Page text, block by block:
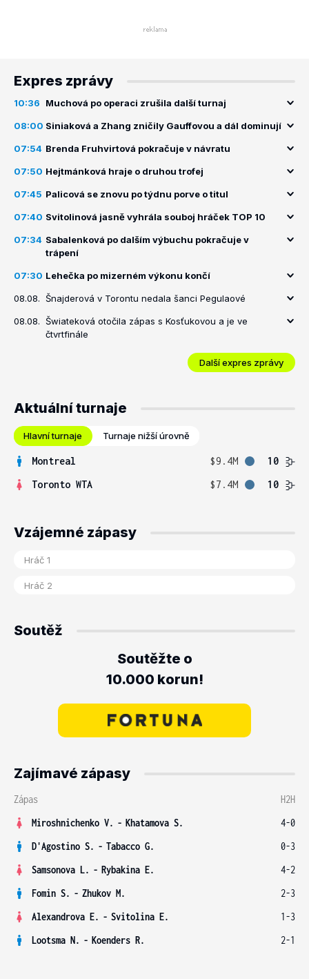
Expres zprávy
10:36 Muchová po operaci zrušila další turnaj
08:00 Siniaková a Zhang zničily Gauffovou a dál dominují
07:54 Brenda Fruhvirtová pokračuje v návratu
07:50 Hejtmánková hraje o druhou trofej
07:45 Palicová se znovu po týdnu porve o titul
07:40 Svitolinová jasně vyhrála souboj hráček TOP 10
07:34 Sabalenková po dalším výbuchu pokračuje v
trápení
07:30 Lehečka po mizerném výkonu končí
08.08. Šnajderová v Torontu nedala šanci Pegulaové
08.08. Šwiateková otočila zápas s Kosťukovou a je ve
čtvrtfinále
Další expres zprávy
Aktuální turnaje
Hlavní turnaje Turnaje nižší úrovně
Montreal $9.4M
10
Toronto WTA
$7.4M 10
Vzájemné zápasy
Soutěž
Soutěžte o
10.000 korun!
Zajímavé zápasy
Zápas
H2H
Miroshnichenko V. - Khatamova S.
4-0
D'Agostino S. - Tabacco G.
0-3
Samsonova L. - Rybakina E.
4-2
Fomin S. - Zhukov M.
2-3
Alexandrova E. - Svitolina E.
1-3
Lootsma N. - Koenders R. 2-1